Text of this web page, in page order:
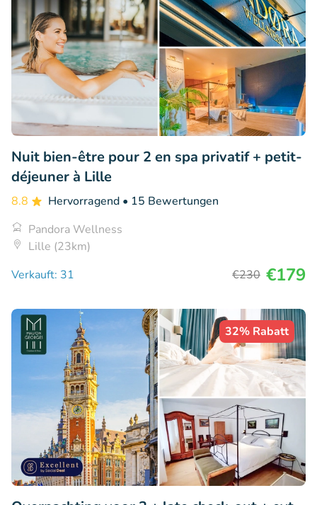
Nuit bien-être pour 2 en spa privatif + petit-
déjeuner à Lille
8.8 Hervorragend • 15 Bewertungen
Pandora Wellness
Lille (23km)
Verkauft: 31
€230 €179
32% Rabatt